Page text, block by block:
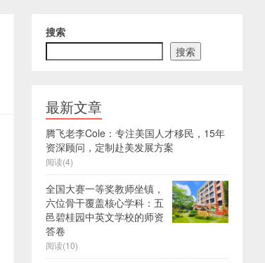
搜索
搜索
最新文章
腾飞老李Cole：专注美国人才移民，15年
资深顾问，定制赴美发展方案
阅读(4)
全国大赛一等奖教师坐镇，
六位骨干覆盖核心学科：五
邑碧桂园中英文学校的师资
答卷
阅读(10)